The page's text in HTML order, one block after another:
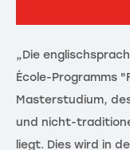
„Die
École-Programms
Masterstudium,
und nicht-
liegt. Dies wird in